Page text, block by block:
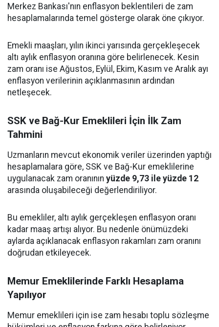
Merkez Bankası'nın enflasyon beklentileri de zam
hesaplamalarında temel gösterge olarak öne çıkıyor.
Emekli maaşları, yılın ikinci yarısında gerçekleşecek
altı aylık enflasyon oranına göre belirlenecek. Kesin
zam oranı ise Ağustos, Eylül, Ekim, Kasım ve Aralık ayı
enflasyon verilerinin açıklanmasının ardından
netleşecek.
SSK ve Bağ-Kur Emeklileri İçin İlk Zam
Tahmini
Uzmanların mevcut ekonomik veriler üzerinden yaptığı
hesaplamalara göre, SSK ve Bağ-Kur emeklilerine
uygulanacak zam oranının yüzde 9,73 ile yüzde 12
arasında oluşabileceği değerlendiriliyor.
Bu emekliler, altı aylık gerçekleşen enflasyon oranı
kadar maaş artışı alıyor. Bu nedenle önümüzdeki
aylarda açıklanacak enflasyon rakamları zam oranını
doğrudan etkileyecek.
Memur Emeklilerinde Farklı Hesaplama
Yapılıyor
Memur emeklileri için ise zam hesabı toplu sözleşme